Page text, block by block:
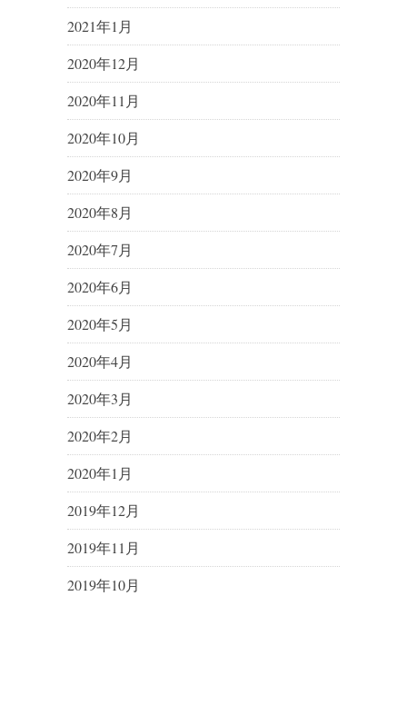
2021年1月
2020年12月
2020年11月
2020年10月
2020年9月
2020年8月
2020年7月
2020年6月
2020年5月
2020年4月
2020年3月
2020年2月
2020年1月
2019年12月
2019年11月
2019年10月